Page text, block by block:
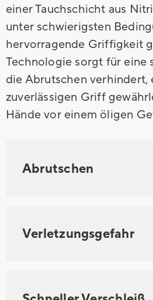
einer Tauchschicht aus
unter schwierigsten
hervorragende Griffigkeit
Technologie sorgt für eine
die Abrutschen verhindert,
zuverlässigen Griff
Hände vor einem öligen
Abrutschen
Verletzungsgefahr